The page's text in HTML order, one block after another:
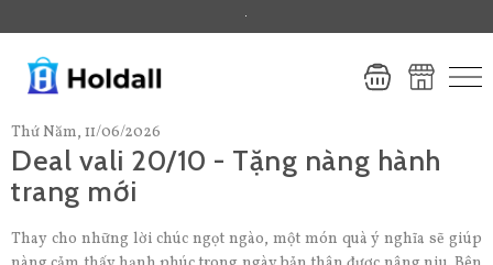
Thứ Năm, 11/06/2026
Deal vali 20/10 - Tặng nàng hành
trang mới
Thay cho những lời chúc ngọt ngào, một món quà ý nghĩa sẽ giúp